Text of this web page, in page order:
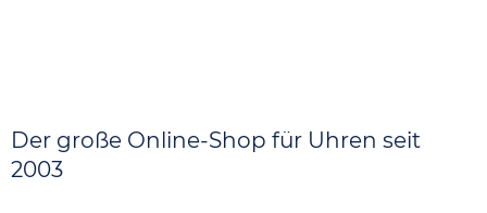
Der große Online-Shop für Uhren seit
2003